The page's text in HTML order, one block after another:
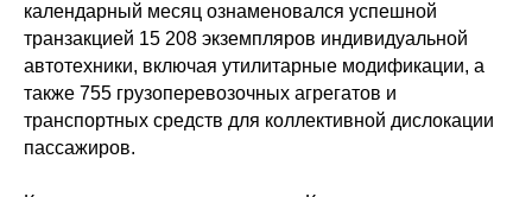
календарный месяц ознаменовался успешной
транзакцией 15 208 экземпляров индивидуальной
автотехники, включая утилитарные модификации, а
также 755 грузоперевозочных агрегатов и
транспортных средств для коллективной дислокации
пассажиров.